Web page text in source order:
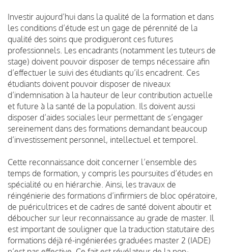
Investir aujourd’hui dans la qualité de la formation et dans
les conditions d’étude est un gage de pérennité de la
qualité des soins que prodigueront ces futures
professionnels. Les encadrants (notamment les tuteurs de
stage) doivent pouvoir disposer de temps nécessaire afin
d’effectuer le suivi des étudiants qu’ils encadrent. Ces
étudiants doivent pouvoir disposer de niveaux
d’indemnisation à la hauteur de leur contribution actuelle
et future à la santé de la population. Ils doivent aussi
disposer d’aides sociales leur permettant de s’engager
sereinement dans des formations demandant beaucoup
d’investissement personnel, intellectuel et temporel.
Cette reconnaissance doit concerner l’ensemble des
temps de formation, y compris les poursuites d’études en
spécialité ou en hiérarchie. Ainsi, les travaux de
réingénierie des formations d’infirmiers de bloc opératoire,
de puéricultrices et de cadres de santé doivent aboutir et
déboucher sur leur reconnaissance au grade de master. Il
est important de souligner que la traduction statutaire des
formations déjà ré-ingénierées graduées master 2 (IADE)